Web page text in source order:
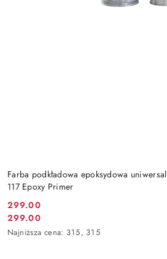
Farba podkładowa epoksydowa
117 Epoxy Primer
Cena
promocyjna:
299.00
Cena
promocyjna:
299.00
Najniższa
Najniższa cena: 315, 315